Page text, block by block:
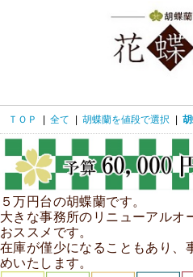
ＴＯＰ 全て 胡蝶蘭を値段で選択
５万円台の胡蝶蘭です。
大きな事務所のリニューアルオ
おススメです。
在庫が僅少になることもあり、
めいたします。